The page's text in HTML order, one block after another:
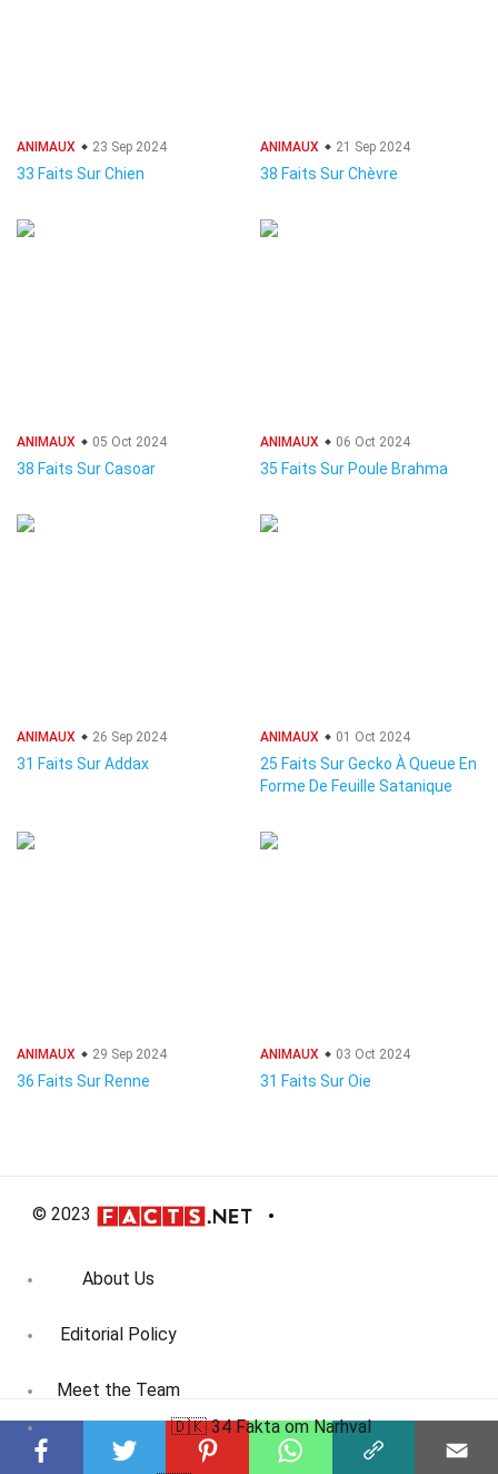
ANIMAUX 23 Sep 2024
33 Faits Sur Chien
ANIMAUX 21 Sep 2024
38 Faits Sur Chèvre
ANIMAUX 05 Oct 2024
38 Faits Sur Casoar
ANIMAUX 06 Oct 2024
35 Faits Sur Poule Brahma
ANIMAUX 26 Sep 2024
31 Faits Sur Addax
ANIMAUX 01 Oct 2024
25 Faits Sur Gecko À Queue En
Forme De Feuille Satanique
ANIMAUX 29 Sep 2024
36 Faits Sur Renne
ANIMAUX 03 Oct 2024
31 Faits Sur Oie
© 2023
About Us
Editorial Policy
Meet the Team
Product Review
🇩🇰 34 Fakta om Narhval